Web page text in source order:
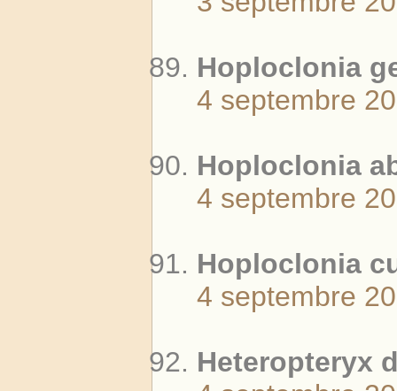
Hoploclonia
4 septembre
Hoploclonia
4 septembre
Hoploclonia
4 septembre
Heteropteryx